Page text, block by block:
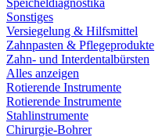
Speicheldiagnostika
Sonstiges
Versiegelung & Hilfsmittel
Zahnpasten & Pflegeprodukte
Zahn- und Interdentalbürsten
Alles anzeigen
Rotierende Instrumente
Rotierende Instrumente
Stahlinstrumente
Chirurgie-Bohrer